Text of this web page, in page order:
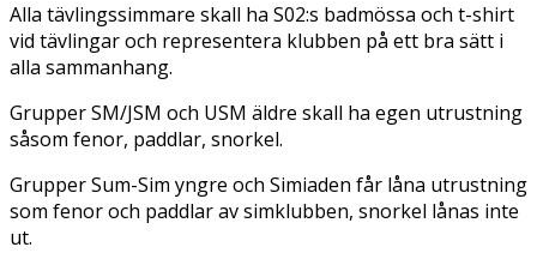
Alla tävlingssimmare skall ha S02:s badmössa och t-shirt
vid tävlingar och representera klubben på ett bra sätt i
alla sammanhang.
Grupper SM/JSM och USM äldre skall ha egen utrustning
såsom fenor, paddlar, snorkel.
GrupperSum-Sim yngre och Simiaden får låna utrustning
som fenor och paddlar av simklubben, snorkel lånas inte
ut.